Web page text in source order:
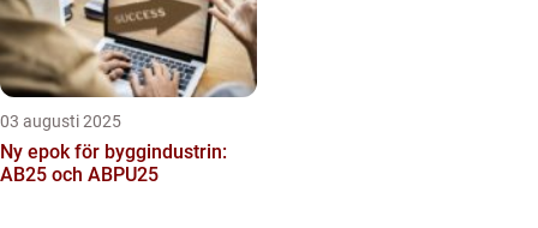
03 augusti 2025
Ny epok för byggindustrin:
AB25 och ABPU25